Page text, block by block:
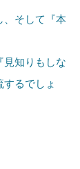
、そして『本
見知りもしな
るでしょ